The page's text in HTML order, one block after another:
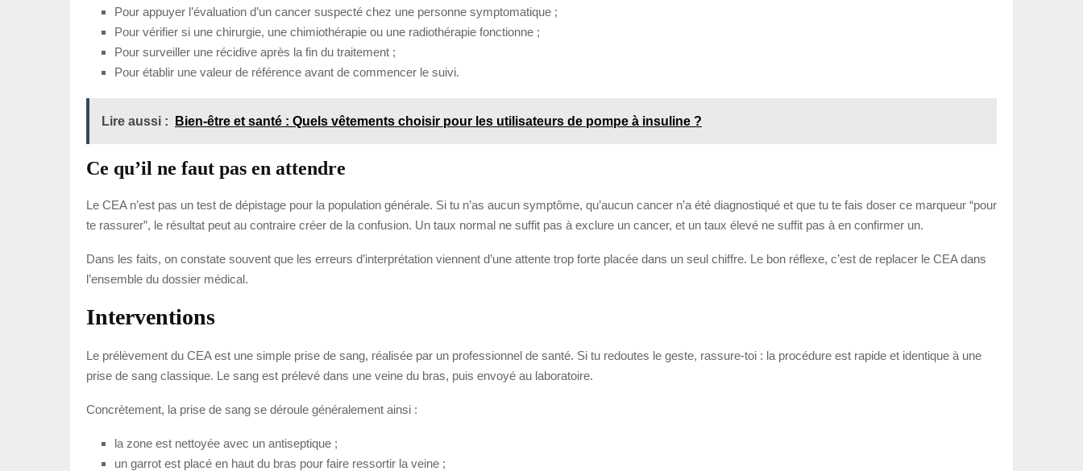
Pour appuyer l’évaluation d’un cancer suspecté chez une personne symptomatique ;
Pour vérifier si une chirurgie, une chimiothérapie ou une radiothérapie fonctionne ;
Pour surveiller une récidive après la fin du traitement ;
Pour établir une valeur de référence avant de commencer le suivi.
Lire aussi : Bien-être et santé : Quels vêtements choisir pour les utilisateurs de pompe à insuline ?
Ce qu’il ne faut pas en attendre
Le CEA n’est pas un test de dépistage pour la population générale. Si tu n’as aucun symptôme, qu’aucun cancer n’a été diagnostiqué et que tu te fais doser ce marqueur “pour
te rassurer”, le résultat peut au contraire créer de la confusion. Un taux normal ne suffit pas à exclure un cancer, et un taux élevé ne suffit pas à en confirmer un.
Dans les faits, on constate souvent que les erreurs d’interprétation viennent d’une attente trop forte placée dans un seul chiffre. Le bon réflexe, c’est de replacer le CEA dans
l’ensemble du dossier médical.
Interventions
Le prélèvement du CEA est une simple prise de sang, réalisée par un professionnel de santé. Si tu redoutes le geste, rassure-toi : la procédure est rapide et identique à une
prise de sang classique. Le sang est prélevé dans une veine du bras, puis envoyé au laboratoire.
Concrètement, la prise de sang se déroule généralement ainsi :
la zone est nettoyée avec un antiseptique ;
un garrot est placé en haut du bras pour faire ressortir la veine ;